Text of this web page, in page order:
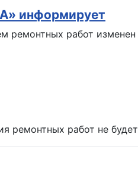
информирует
ремонтных работ
ремонтных работ не